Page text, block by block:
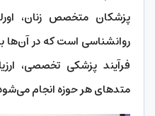
پزشکان متخصص زنان،
روانشناسی است که در آن‌ها
فرآیند پزشکی تخصصی،
متدهای هر حوزه انجام